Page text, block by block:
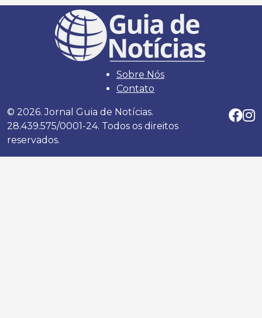
Sobre Nós
Contato
© 2026. Jornal Guia de Notícias.
28.439.575/0001-24. Todos os direitos
reservados.